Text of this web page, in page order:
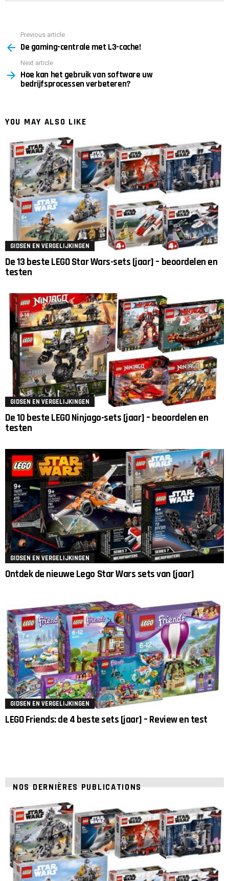
more
Previous article
De gaming-centrale met L3-cache!
Next article
Hoe kan het gebruik van software uw
bedrijfsprocessen verbeteren?
YOU MAY ALSO LIKE
GIDSEN EN VERGELIJKINGEN
De 13 beste LEGO Star Wars-sets [jaar] – beoordelen en
testen
GIDSEN EN VERGELIJKINGEN
De 10 beste LEGO Ninjago-sets [jaar] – beoordelen en
testen
GIDSEN EN VERGELIJKINGEN
Ontdek de nieuwe Lego Star Wars sets van [jaar]
GIDSEN EN VERGELIJKINGEN
LEGO Friends: de 4 beste sets [jaar] – Review en test
NOS DERNIÈRES PUBLICATIONS